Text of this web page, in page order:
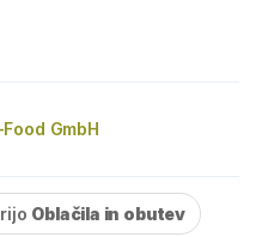
GmbH
Oblačila in obutev